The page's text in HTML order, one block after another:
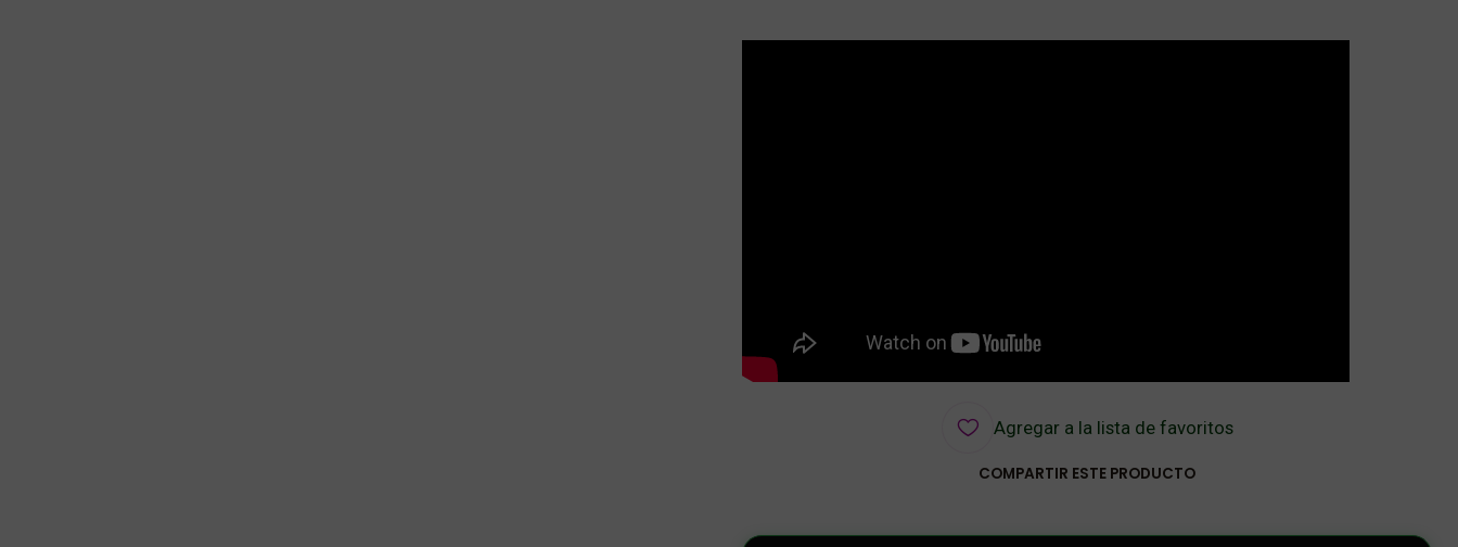
Agregar a la lista de favoritos
COMPARTIR ESTE PRODUCTO